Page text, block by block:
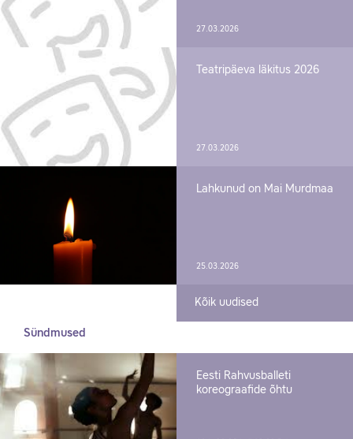
27.03.2026
Teatripäeva läkitus 2026
27.03.2026
Lahkunud on Mai Murdmaa
25.03.2026
Kõik uudised
Sündmused
Eesti Rahvusballeti
koreograafide õhtu